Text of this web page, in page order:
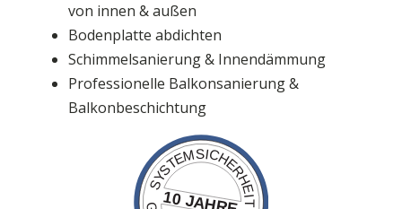
von innen & außen
Bodenplatte abdichten
Schimmelsanierung & Innendämmung
Professionelle Balkonsanierung &
Balkonbeschichtung